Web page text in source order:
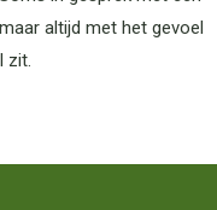
altijd met het gevoel
zit.